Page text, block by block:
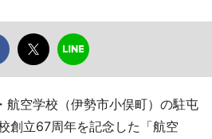
航空学校（伊勢市小俣町）の駐屯
創立67周年を記念した「航空